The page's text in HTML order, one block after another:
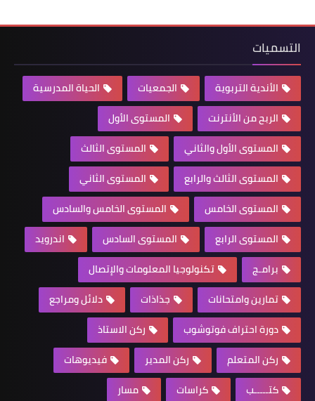
التسميات
الأندية التربوية الجمعيات
الحياة المدرسية
الربح من الأنترنت
المستوى الأول
المستوى الأول والثاني
المستوى الثالث
المستوى الثالث والرابع
المستوى الثاني
المستوى الخامس
المستوى الخامس والسادس
المستوى الرابع
المستوى السادس
اندرويد
برامـج
تكنولوجيا المعلومات والإتصال
تمارين وامتحانات
جذاذات
دلائل ومراجع
دورة احتراف فوتوشوب
ركن الاستاذ
ركن المتعلم
ركن المدير
فيديوهات
كتـــــب
كراسات
مسار